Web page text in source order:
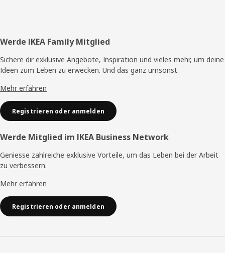
Fusszeile
Werde IKEA Family Mitglied
Sichere dir exklusive Angebote, Inspiration und vieles mehr, um deine
Ideen zum Leben zu erwecken. Und das ganz umsonst.
Mehr erfahren
Registrieren oder anmelden
Werde Mitglied im IKEA Business Network
Geniesse zahlreiche exklusive Vorteile, um das Leben bei der Arbeit
zu verbessern.
Mehr erfahren
Registrieren oder anmelden